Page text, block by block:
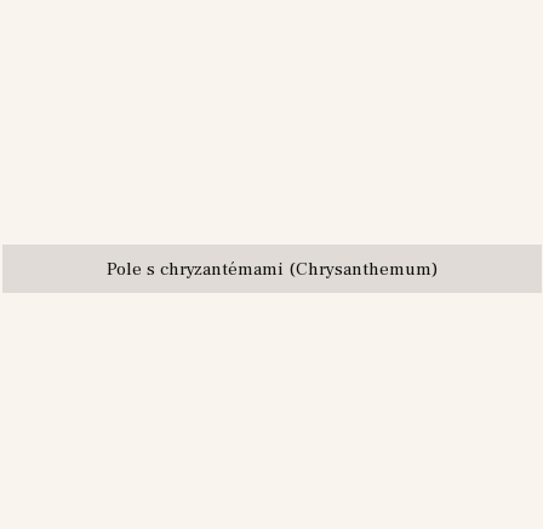
Pole s chryzantémami (Chrysanthemum)